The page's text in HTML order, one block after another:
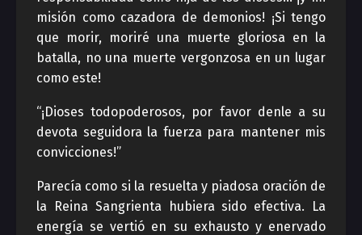
misión como cazadora de demonios! ¡Si tengo
que morir, moriré una muerte gloriosa en la
batalla, no una muerte vergonzosa en un lugar
como este!
“¡Dioses todopoderosos, por favor denle a su
devota seguidora la fuerza para mantener mis
convicciones!”
Parecía como si la resuelta y piadosa oración de
la Reina Sangrienta hubiera sido efectiva. La
energía se vertió en su exhausto y enervado